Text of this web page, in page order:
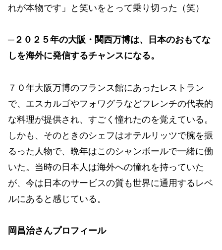
れが本物です」と笑いをとって乗り切った（笑）
─２０２５年の大阪・関西万博は、日本のおもてな
しを海外に発信するチャンスになる。
７０年大阪万博のフランス館にあったレストラン
で、エスカルゴやフォワグラなどフレンチの代表的
な料理が提供され、すごく憧れたのを覚えている。
しかも、そのときのシェフはオテルリッツで腕を振
るった人物で、晩年はこのシャンボールで一緒に働
いた。当時の日本人は海外への憧れを持っていた
が、今は日本のサービスの質も世界に通用するレベ
ルにあると感じている。
岡昌治さんプロフィール